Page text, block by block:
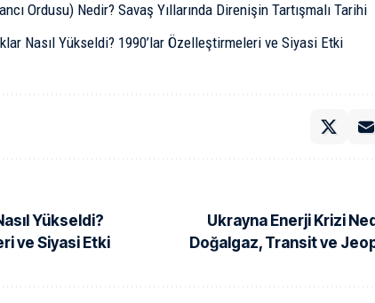
Ordusu) Nedir? Savaş Yıllarında Direnişin Tartışmalı Tarihi
Nasıl Yükseldi? 1990’lar Özelleştirmeleri ve Siyasi Etki
Yükseldi?
ve Siyasi Etki
Ukrayna Enerji Krizi
Doğalgaz, Transit ve